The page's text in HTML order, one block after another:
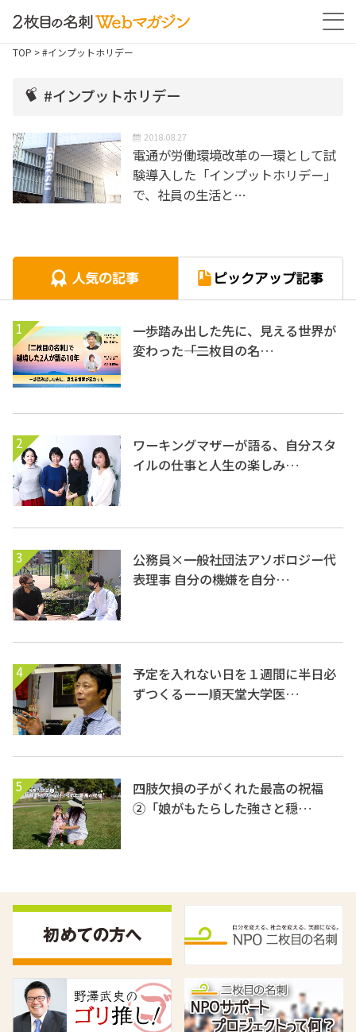
TOP > #インプットホリデー
#インプットホリデー
2018.08.27
電通が労働環境改革の一環として試
験導入した「インプットホリデー」
で、社員の生活と…
1
一歩踏み出した先に、見える世界が
変わった――「二枚目の名…
2
ワーキングマザーが語る、自分スタ
イルの仕事と人生の楽しみ…
3
公務員×一般社団法アソボロジー代
表理事 自分の機嫌を自分…
4
予定を入れない日を１週間に半日必
ずつくるーー順天堂大学医…
5
四肢欠損の子がくれた最高の祝福
②「娘がもたらした強さと穏…